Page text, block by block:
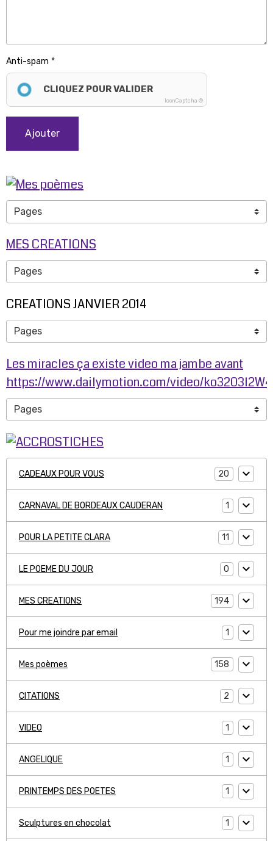
Anti-spam
CLIQUEZ POUR VALIDER
IconCaptcha ©
Ajouter
MES CREATIONS
CREATIONS JANVIER 2014
Les miracles ça existe video ma jambe avant
https://www.dailymotion.com/video/
CADEAUX POUR VOUS 20
CARNAVAL DE BORDEAUX CAUDERAN 1
POUR LA PETITE CLARA 11
LE POEME DU JOUR 0
MES CREATIONS 194
Pour me joindre par email 1
Mes poèmes 158
CITATIONS 2
VIDEO 1
ANGELIQUE 1
PRINTEMPS DES POETES 1
Sculptures en chocolat 1